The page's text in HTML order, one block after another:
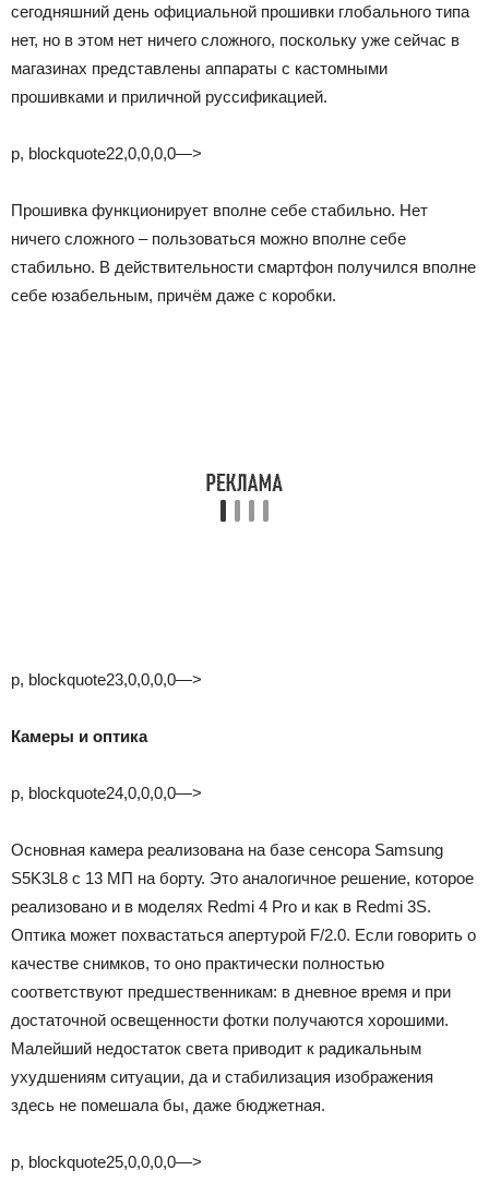
сегодняшний день официальной прошивки глобального типа
нет, но в этом нет ничего сложного, поскольку уже сейчас в
магазинах представлены аппараты с кастомными
прошивками и приличной руссификацией.
p, blockquote22,0,0,0,0—>
Прошивка функционирует вполне себе стабильно. Нет
ничего сложного – пользоваться можно вполне себе
стабильно. В действительности смартфон получился вполне
себе юзабельным, причём даже с коробки.
p, blockquote23,0,0,0,0—>
Камеры и оптика
p, blockquote24,0,0,0,0—>
Основная камера реализована на базе сенсора Samsung
S5K3L8 с 13 МП на борту. Это аналогичное решение, которое
реализовано и в моделях Redmi 4 Pro и как в Redmi 3S.
Оптика может похвастаться апертурой F/2.0. Если говорить о
качестве снимков, то оно практически полностью
соответствуют предшественникам: в дневное время и при
достаточной освещенности фотки получаются хорошими.
Малейший недостаток света приводит к радикальным
ухудшениям ситуации, да и стабилизация изображения
здесь не помешала бы, даже бюджетная.
p, blockquote25,0,0,0,0—>